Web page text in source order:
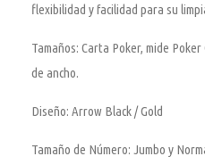
flexibilidad y facilidad para su
Tamaños: Carta Poker, mide
de ancho.
Diseño: Arrow Black / Gold
Tamaño de Número: Jumbo y